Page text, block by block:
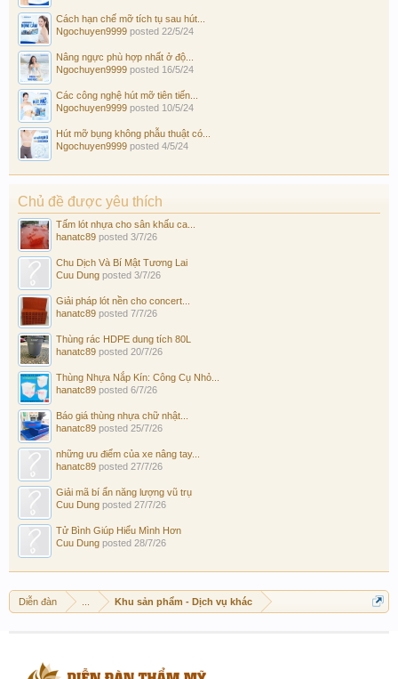
Cách hạn chế mỡ tích tụ sau hút...
Ngochuyen9999 posted 22/5/24
Nâng ngực phù hợp nhất ở độ...
Ngochuyen9999 posted 16/5/24
Các công nghệ hút mỡ tiên tiến...
Ngochuyen9999 posted 10/5/24
Hút mỡ bụng không phẫu thuật có...
Ngochuyen9999 posted 4/5/24
Chủ đề được yêu thích
Tấm lót nhựa cho sân khấu ca...
hanatc89 posted 3/7/26
Chu Dịch Và Bí Mật Tương Lai
Cuu Dung posted 3/7/26
Giải pháp lót nền cho concert...
hanatc89 posted 7/7/26
Thùng rác HDPE dung tích 80L
hanatc89 posted 20/7/26
Thùng Nhựa Nắp Kín: Công Cụ Nhỏ...
hanatc89 posted 6/7/26
Báo giá thùng nhựa chữ nhật...
hanatc89 posted 25/7/26
những ưu điểm của xe nâng tay...
hanatc89 posted 27/7/26
Giải mã bí ẩn năng lượng vũ trụ
Cuu Dung posted 27/7/26
Tử Bình Giúp Hiểu Mình Hơn
Cuu Dung posted 28/7/26
Diễn đàn Khu sản phẩm - Dịch vụ khác